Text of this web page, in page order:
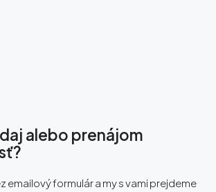
alebo prenájom
emailový formulár a my s vami prejdeme